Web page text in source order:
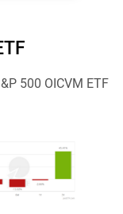
500 OICVM ETF